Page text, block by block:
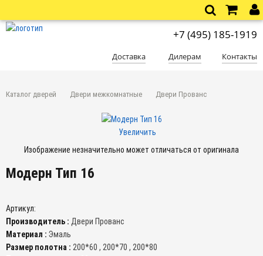
Доставка Дилерам Контакты
+7 (495) 185-1919
Каталог дверей Двери межкомнатные Двери Прованс
Увеличить
Изображение незначительно может отличаться от оригинала
Модерн Тип 16
Артикул:
Производитель : Двери Прованс
Материал : Эмаль
Размер полотна : 200*60 , 200*70 , 200*80